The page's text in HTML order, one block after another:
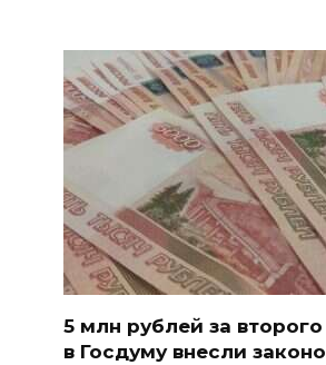
5 млн рублей за
в Госдуму внесли